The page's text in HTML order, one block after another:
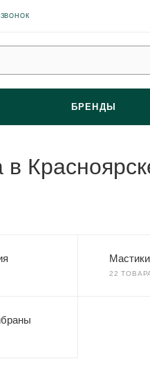
ЗВОНОК
БРЕНДЫ
22